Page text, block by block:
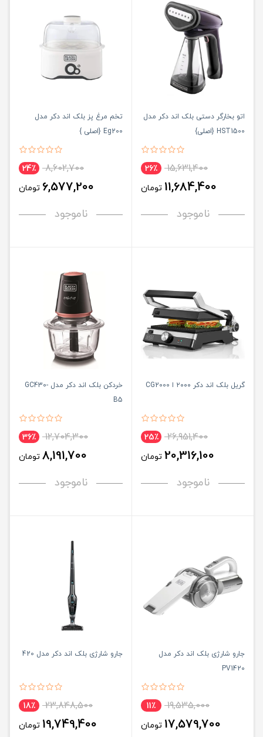
اتو بخارگر دستی بلک اند دکر مدل
HST1500 {اصلی}
15,631,400 26٪
11,684,400 تومان
ناموجود
تخم مرغ پز بلک اند دکر مدل
Eg200 {اصلی }
8,602,700 24٪
6,577,200 تومان
ناموجود
گریل بلک اند دکر ۲۰۰۰ ا CG2000
26,951,400 25٪
20,316,100 تومان
ناموجود
خردکن بلک اند دکر مدل GC430-
B5
12,704,300 36٪
8,191,700 تومان
ناموجود
جارو شارژی بلک اند دکر مدل
PV1420
19,535,000 11٪
17,579,700 تومان
جارو شارژی بلک اند دکر مدل 420
23,848,500 18٪
19,749,400 تومان